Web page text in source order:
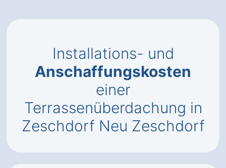
Installations- und
Anschaffungskosten
einer
Terrassenüberdachung in
Zeschdorf Neu Zeschdorf